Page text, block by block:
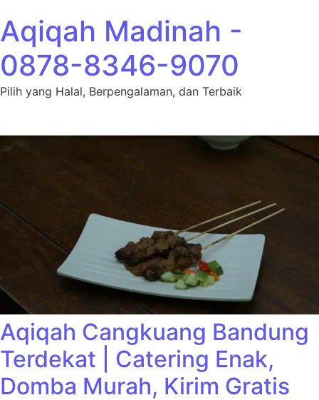
Aqiqah Madinah -
0878-8346-9070
Pilih yang Halal, Berpengalaman, dan Terbaik
Aqiqah Cangkuang Bandung
Terdekat | Catering Enak,
Domba Murah, Kirim Gratis